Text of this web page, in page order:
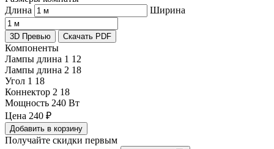
Длина
Ширина
3D Превью Скачать PDF
Компоненты
Лампы длина 1 12
Лампы длина 2 18
Угол 1 18
Коннектор 2 18
Мощность 240 Вт
Цена 240 ₽
Добавить в корзину
Получайте скидки первым